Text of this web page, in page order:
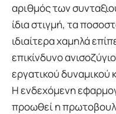
αριθμός των
ίδια στιγμή, τα
ιδιαίτερα χαμηλά
επικίνδυνο
εργατικού δυναμικού
Η ενδεχόμενη
προωθεί η